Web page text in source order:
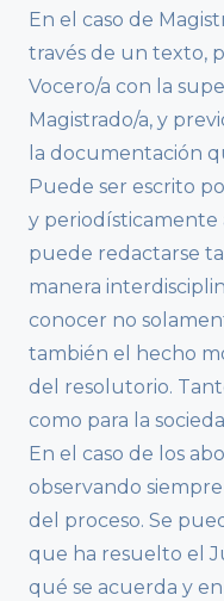
En el caso de
través de un texto,
Vocero/a con la
Magistrado/a, y
la documentación
Puede ser escrito
y periodísticamente
puede redactarse
manera
conocer no
también el hecho
del resolutorio.
como para la
En el caso de los
observando
del proceso. Se
que ha resuelto el
qué se acuerda y